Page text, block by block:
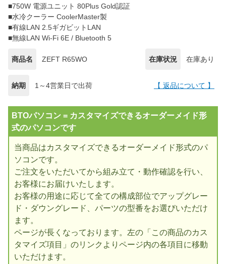
■750W 電源ユニット 80Plus Gold認証
■水冷クーラー CoolerMaster製
■有線LAN 2.5ギガビットLAN
■無線LAN Wi-Fi 6E / Bluetooth 5
商品名 ZEFT R65WO 在庫状況 在庫あり
納期 1～4営業日で出荷 【 返品について 】
BTOパソコン = カスタマイズできるオーダーメイド形
式のパソコンです
当商品はカスタマイズできるオーダーメイド形式のパ
ソコンです。
ご注文をいただいてから組み立て・動作確認を行い、
お客様にお届けいたします。
お客様の用途に応じて全ての構成部位でアップグレー
ド・ダウングレード、パーツの型番をお選びいただけ
ます。
ページが長くなっております。左の「この商品のカス
タマイズ項目」のリンクよりページ内の各項目に移動
いただけます。